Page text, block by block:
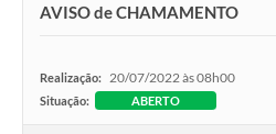
LGPD - Lei Geral de Proteção de Dados
Conselhos Municipais
AVISO de CHAMAMENTO
Realização: 20/07/2022 às 08h00
Situação: ABERTO